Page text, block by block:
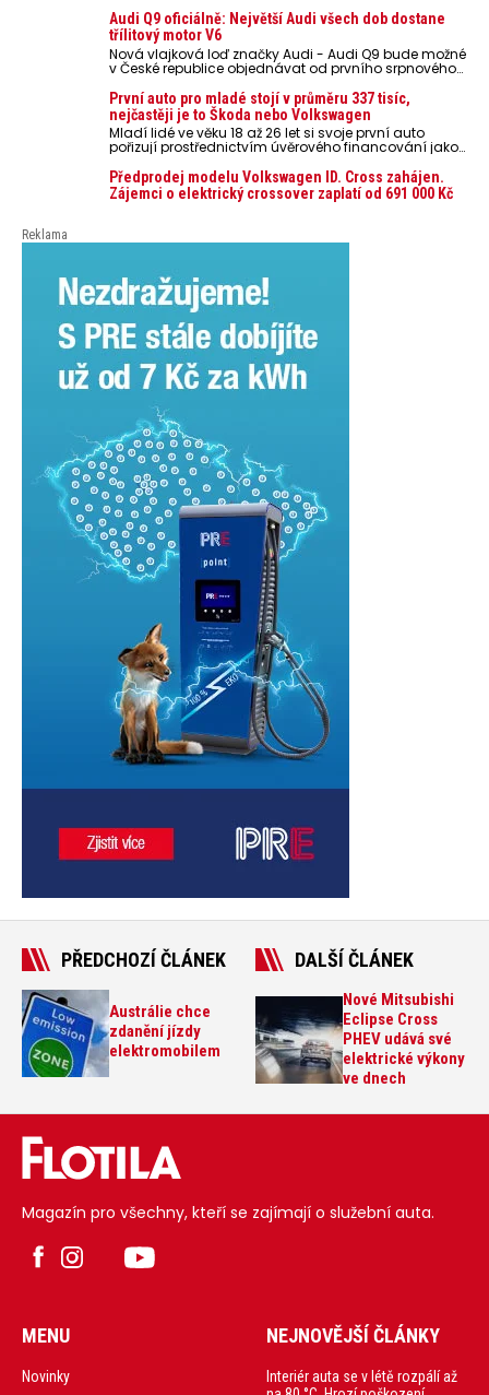
nebezpečí pro odložené mobilní telefony, powerbanky
nebo notebooky. Můžou urychlit stárnutí baterií,
poškodit elektroniku a ve výjimečných případech i
zvýšit riziko požáru.
Audi Q9 oficiálně: Největší Audi všech dob dostane
třílitový motor V6
Nová vlajková loď značky Audi - Audi Q9 bude možné
v České republice objednávat od prvního srpnového
První auto pro mladé stojí v průměru 337 tisíc,
nejčastěji je to Škoda nebo Volkswagen
Mladí lidé ve věku 18 až 26 let si svoje první auto
pořizují prostřednictvím úvěrového financování jako
auto. Průměrná pořizovací cena vozu dosahuje 337
tisíc korun a průměrná financovaná částka
přesahuje 251 tisíc korun. Vyplývá to z dat Leasingu
Předprodej modelu Volkswagen ID. Cross zahájen.
Zájemci o elektrický crossover zaplatí od 691 000 Kč
Reklama
PŘEDCHOZÍ ČLÁNEK
Austrálie chce
zdanění jízdy
elektromobilem
DALŠÍ ČLÁNEK
Nové Mitsubishi
Eclipse Cross
PHEV udává své
elektrické výkony
ve dnech
Magazín pro všechny, kteří se zajímají o služební auta.
MENU
Novinky
NEJNOVĚJŠÍ ČLÁNKY
Interiér auta se v létě rozpálí až